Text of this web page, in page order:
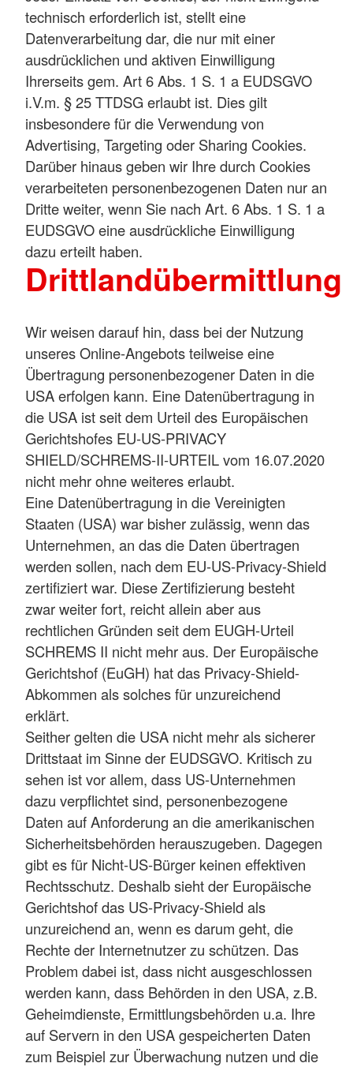
technisch erforderlich ist, stellt eine
Datenverarbeitung dar, die nur mit einer
ausdrücklichen und aktiven Einwilligung
Ihrerseits gem. Art 6 Abs. 1 S. 1 a EUDSGVO
i.V.m. § 25 TTDSG erlaubt ist. Dies gilt
insbesondere für die Verwendung von
Advertising, Targeting oder Sharing Cookies.
Darüber hinaus geben wir Ihre durch Cookies
verarbeiteten personenbezogenen Daten nur an
Dritte weiter, wenn Sie nach Art. 6 Abs. 1 S. 1 a
EUDSGVO eine ausdrückliche Einwilligung
dazu erteilt haben.
Drittlandübermittlung
Wir weisen darauf hin, dass bei der Nutzung
unseres Online-Angebots teilweise eine
Übertragung personenbezogener Daten in die
USA erfolgen kann. Eine Datenübertragung in
die USA ist seit dem Urteil des Europäischen
Gerichtshofes EU-US-PRIVACY
SHIELD/SCHREMS-II-URTEIL vom 16.07.2020
nicht mehr ohne weiteres erlaubt.
Eine Datenübertragung in die Vereinigten
Staaten (USA) war bisher zulässig, wenn das
Unternehmen, an das die Daten übertragen
werden sollen, nach dem EU-US-Privacy-Shield
zertifiziert war. Diese Zertifizierung besteht
zwar weiter fort, reicht allein aber aus
rechtlichen Gründen seit dem EUGH-Urteil
SCHREMS II nicht mehr aus. Der Europäische
Gerichtshof (EuGH) hat das Privacy-Shield-
Abkommen als solches für unzureichend
erklärt.
Seither gelten die USA nicht mehr als sicherer
Drittstaat im Sinne der EUDSGVO. Kritisch zu
sehen ist vor allem, dass US-Unternehmen
dazu verpflichtet sind, personenbezogene
Daten auf Anforderung an die amerikanischen
Sicherheitsbehörden herauszugeben. Dagegen
gibt es für Nicht-US-Bürger keinen effektiven
Rechtsschutz. Deshalb sieht der Europäische
Gerichtshof das US-Privacy-Shield als
unzureichend an, wenn es darum geht, die
Rechte der Internetnutzer zu schützen. Das
Problem dabei ist, dass nicht ausgeschlossen
werden kann, dass Behörden in den USA, z.B.
Geheimdienste, Ermittlungsbehörden u.a. Ihre
auf Servern in den USA gespeicherten Daten
zum Beispiel zur Überwachung nutzen und die